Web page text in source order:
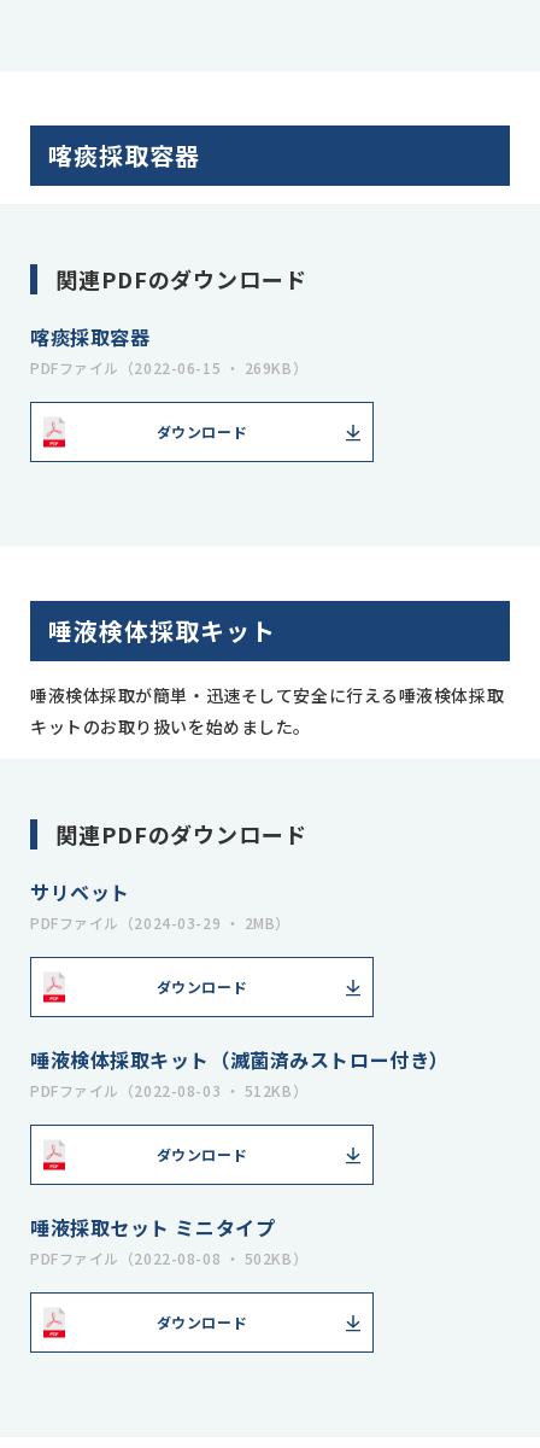
喀痰採取容器
関連PDFのダウンロード
喀痰採取容器
PDFファイル（2022-06-15 ・ 269KB）
ダウンロード
唾液検体採取キット
唾液検体採取が簡単・迅速そして安全に行える唾液検体採取
キットのお取り扱いを始めました。
関連PDFのダウンロード
サリベット
PDFファイル（2024-03-29 ・ 2MB）
ダウンロード
唾液検体採取キット（滅菌済みストロー付き）
PDFファイル（2022-08-03 ・ 512KB）
ダウンロード
唾液採取セット ミニタイプ
PDFファイル（2022-08-08 ・ 502KB）
ダウンロード